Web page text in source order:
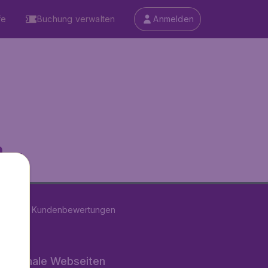
Buchung verwalten Anmelden
...
Kundenbewertungen
Webseiten